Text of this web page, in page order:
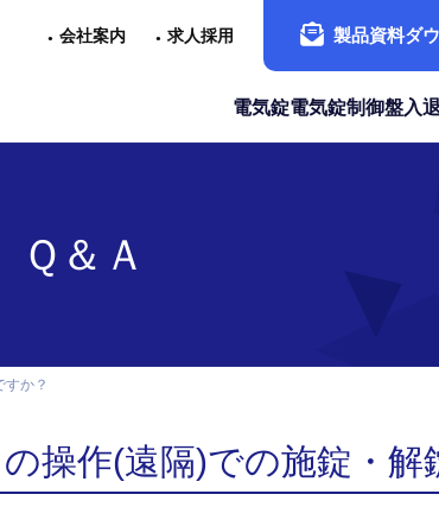
会社案内 求人採用 製品資料ダ
電気錠電気錠制御盤入
Ｑ＆Ａ
か？
操作(遠隔)での施錠・解